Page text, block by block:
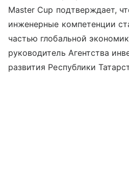
Master Cup подтверждает,
инженерные компетенции
частью глобальной
руководитель Агентства
развития Республики